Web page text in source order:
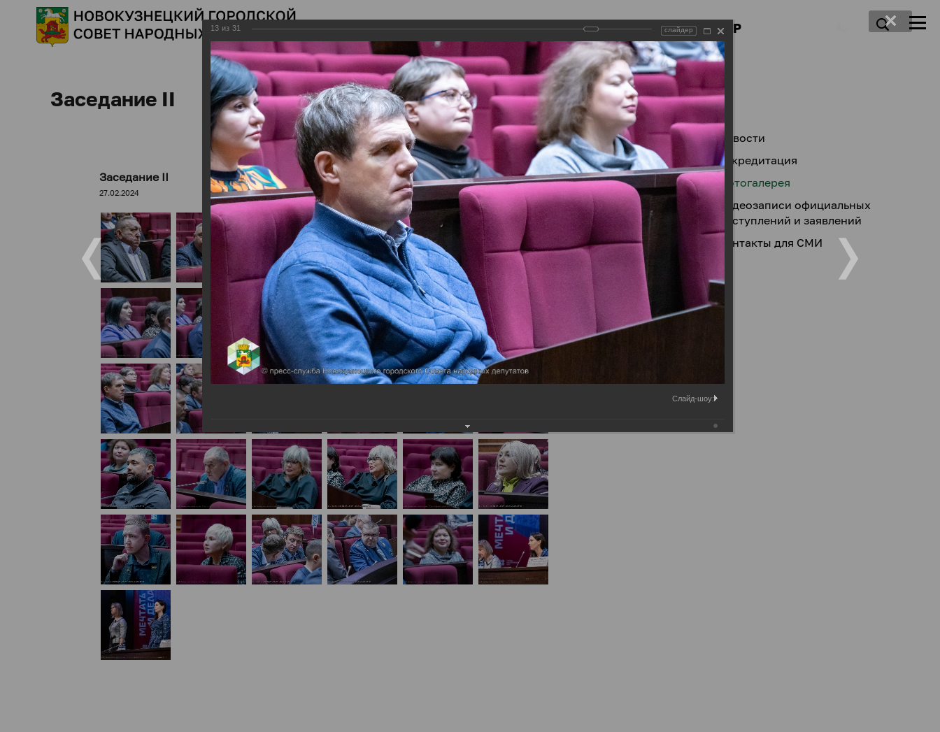
ДЕПУТАТЫ ПРАВОТВОРЧЕСТВО ПРЕСС-ЦЕНТР
Заседание II
Заседание II
27.02.2024
Новости
Аккредитация
Фотогалерея
Видеозаписи официальных
выступлений и заявлений
Контакты для СМИ
13 из 31 слайдер
Слайд-шоу: